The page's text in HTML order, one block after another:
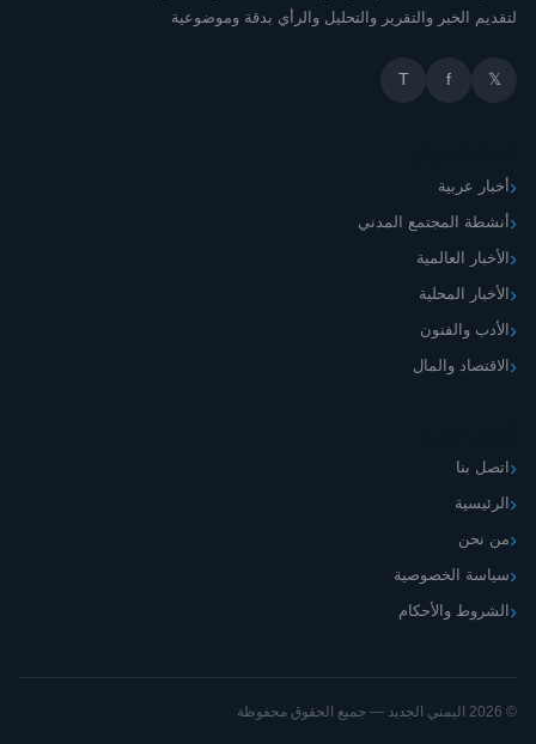
لتقديم الخبر والتقرير والتحليل والرأي بدقة وموضوعية
𝕏
f
T
أخبار عربية
أنشطة المجتمع المدني
الأخبار العالمية
الأخبار المحلية
الأدب والفنون
الاقتصاد والمال
اتصل بنا
الرئيسية
من نحن
سياسة الخصوصية
الشروط والأحكام
© 2026 اليمني الجديد — جميع الحقوق محفوظة